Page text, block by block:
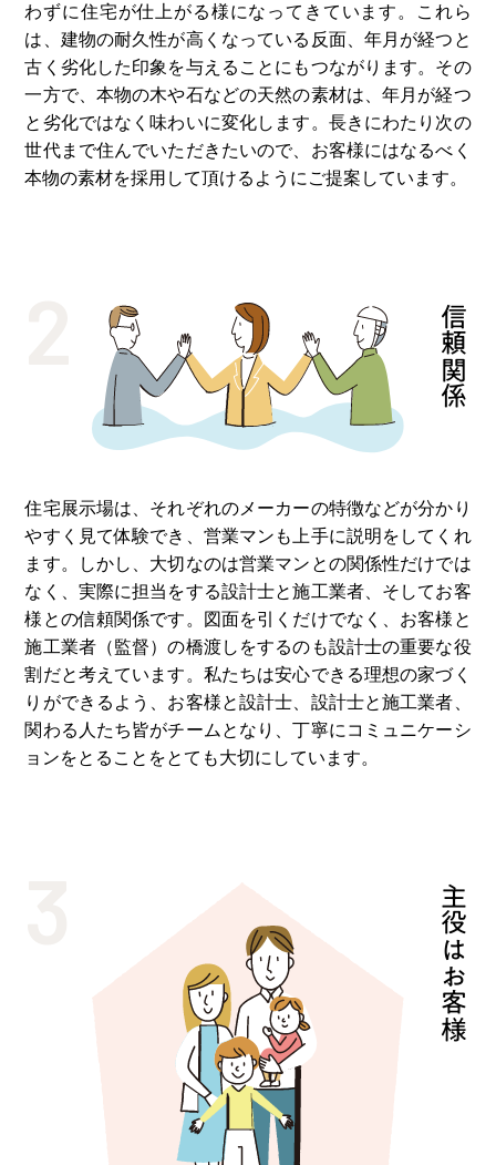
わずに住宅が仕上がる様になってきています。これら
は、建物の耐久性が⾼くなっている反⾯、年⽉が経つと
古く劣化した印象を与えることにもつながります。その
⼀⽅で、本物の⽊や⽯などの天然の素材は、年⽉が経つ
と劣化ではなく味わいに変化します。⻑きにわたり次の
世代まで住んでいただきたいので、お客様にはなるべく
本物の素材を採⽤して頂けるようにご提案しています。
信頼関係
住宅展⽰場は、それぞれのメーカーの特徴などが分かり
やすく⾒て体験でき、営業マンも上⼿に説明をしてくれ
ます。しかし、⼤切なのは営業マンとの関係性だけでは
なく、実際に担当をする設計⼠と施⼯業者、そしてお客
様との信頼関係です。図⾯を引くだけでなく、お客様と
施⼯業者（監督）の橋渡しをするのも設計⼠の重要な役
割だと考えています。私たちは安⼼できる理想の家づく
りができるよう、お客様と設計⼠、設計⼠と施⼯業者、
関わる⼈たち皆がチームとなり、丁寧にコミュニケーシ
ョンをとることをとても⼤切にしています。
主役はお客様